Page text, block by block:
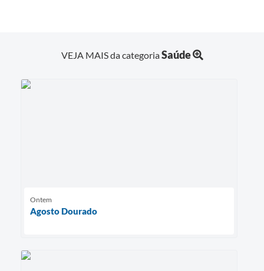
VEJA MAIS da categoriaSaúde
Ontem
Agosto Dourado